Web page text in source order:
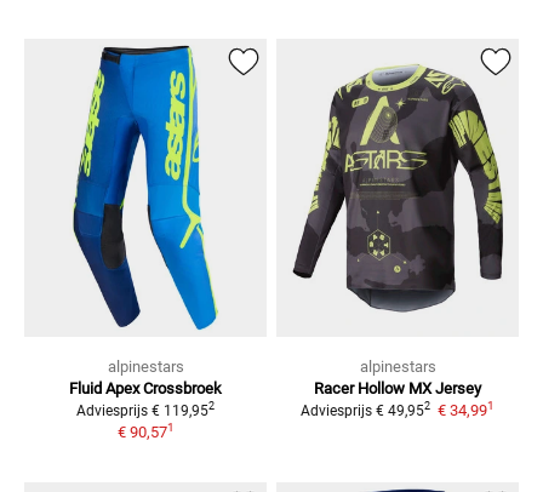
alpinestars
Fluid Apex Crossbroek
Adviesprijs € 119,952
€ 90,571
alpinestars
Racer Hollow MX Jersey
Adviesprijs € 49,952 € 34,991